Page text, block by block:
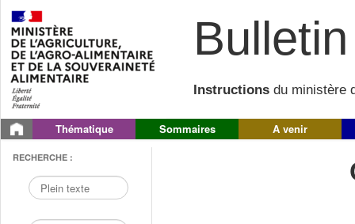
Instructions du ministère
Thématique Sommaires A venir
RECHERCHE :